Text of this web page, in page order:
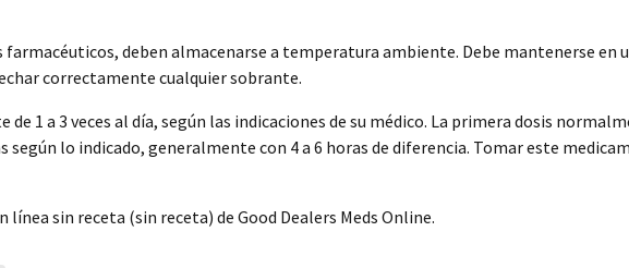
deben almacenarse a temperatura ambiente. Debe mantenerse en
correctamente cualquier sobrante.
1 a 3 veces al día, según las indicaciones de su médico. La primera dosis
según lo indicado, generalmente con 4 a 6 horas de diferencia. Tomar este
sin receta (sin receta) de Good Dealers Meds Online.